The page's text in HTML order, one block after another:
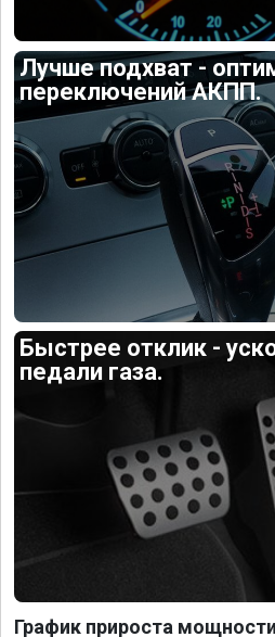
Лучше подхват -
переключений АКПП.
Быстрее отклик -
педали газа.
График прироста